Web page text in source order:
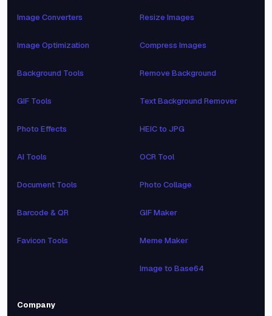
Image Converters
Image Optimization
Background Tools
GIF Tools
Photo Effects
AI Tools
Document Tools
Barcode & QR
Favicon Tools
Resize Images
Compress Images
Remove Background
Text Background Remover
HEIC to JPG
OCR Tool
Photo Collage
GIF Maker
Meme Maker
Image to Base64
Company